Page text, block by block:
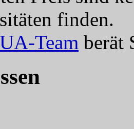
finden.
Team berät